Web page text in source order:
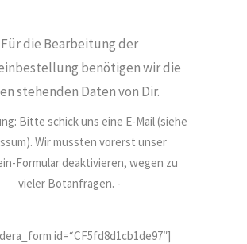
Für die Bearbeitung der
benötigen wir die
stehenden Daten von Dir.
Bitte schick uns eine E-Mail (siehe
Wir mussten vorerst unser
Formular deaktivieren, wegen zu
vieler Botanfragen. -
id=“CF5fd8d1cb1de97″]